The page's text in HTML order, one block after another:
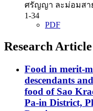
ศรัญญา ละม่อมสา
1-34
PDF
Research Article
Food in merit-
descendants
food of Sao
Pa-in District,